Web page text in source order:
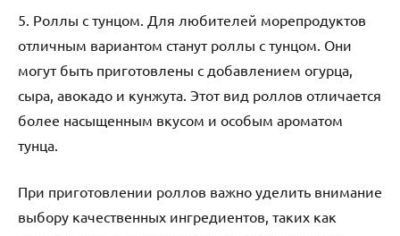
5. Роллы с тунцом. Для любителей морепродуктов
отличным вариантом станут роллы с тунцом. Они
могут быть приготовлены с добавлением огурца,
сыра, авокадо и кунжута. Этот вид роллов отличается
более насыщенным вкусом и особым ароматом
тунца.
При приготовлении роллов важно уделить внимание
выбору качественных ингредиентов, таких как